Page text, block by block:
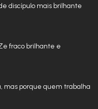
discípulo mais brilhante
fraco brilhante e
mas porque quem trabalha